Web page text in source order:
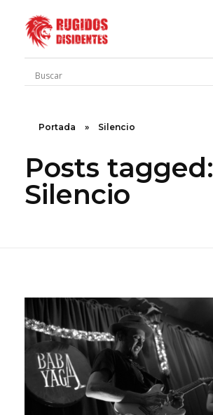
Rugidos Disidentes
Bogotá - Colombia | ISSN 2619-5569
Portada » Silencio
Posts tagged:
Silencio